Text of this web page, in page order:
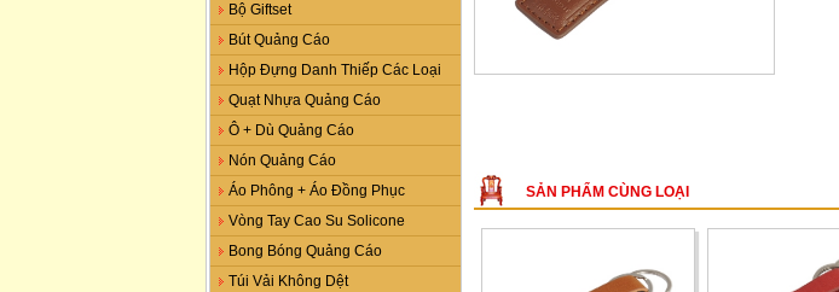
Bộ Giftset
Bút Quảng Cáo
Hộp Đựng Danh Thiếp Các Loại
Quạt Nhựa Quảng Cáo
Ô + Dù Quảng Cáo
Nón Quảng Cáo
Áo Phông + Áo Đồng Phục
Vòng Tay Cao Su Solicone
Bong Bóng Quảng Cáo
Túi Vải Không Dệt
SẢN PHẨM CÙNG LOẠI